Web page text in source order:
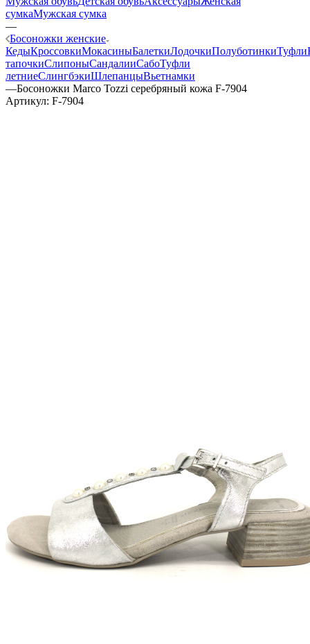
сумкаМужская сумка
—
Босоножки женские
КедыКроссовкиМокасиныБалеткиЛодочкиПолуботинкиТуфли
тапочкиСлипоныСандалииСабоТуфли
летниеСлингбэкиШлепанцыВьетнамки
—Босоножки Marco Tozzi серебряный кожа F-7904
Артикул: F-7904